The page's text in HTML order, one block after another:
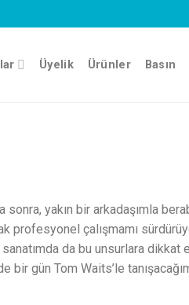
Üyelik Ürünler Basın
sonra, yakın bir arkadaşımla
çalışmamı
da bu unsurlara dikkat
bir gün Tom Waits’le